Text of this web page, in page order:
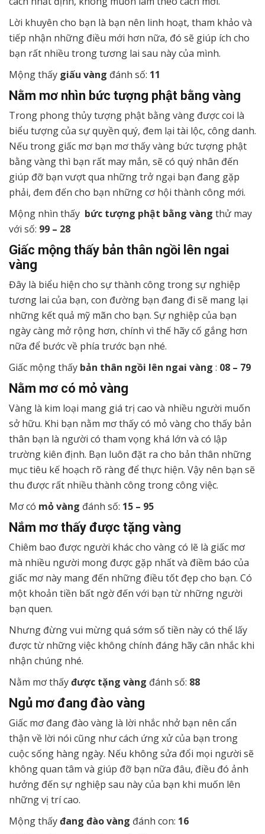
Lời khuyên cho bạn là bạn nên linh hoạt, tham khảo và
tiếp nhận những điều mới hơn nữa, đó sẽ giúp ích cho
bạn rất nhiều trong tương lai sau này của mình.
Mộng thấy giấu vàng đánh số: 11
Nằm mơ nhìn bức tượng phật bằng vàng
Trong phong thủy tượng phật bằng vàng được coi là
biểu tượng của sự quyền quý, đem lại tài lộc, công danh.
Nếu trong giấc mơ bạn mơ thấy vàng bức tượng phật
bằng vàng thì bạn rất may mắn, sẽ có quý nhân đến
giúp đỡ bạn vượt qua những trở ngại bạn đang gặp
phải, đem đến cho bạn những cơ hội thành công mới.
Mộng nhìn thấy bức tượng phật bằng vàng thử may
với số: 99 – 28
Giấc mộng thấy bản thân ngồi lên ngai
vàng
Đây là biểu hiện cho sự thành công trong sự nghiệp
tương lai của bạn, con đường bạn đang đi sẽ mang lại
những kết quả mỹ mãn cho bạn. Sự nghiệp của bạn
ngày càng mở rộng hơn, chính vì thế hãy cố gắng hơn
nữa để bước về phía trước bạn nhé.
Giấc mộng thấy bản thân ngồi lên ngai vàng : 08 – 79
Nằm mơ có mỏ vàng
Vàng là kim loại mang giá trị cao và nhiều người muốn
sở hữu. Khi bạn nằm mơ thấy có mỏ vàng cho thấy bản
thân bạn là người có tham vọng khá lớn và có lập
trường kiên định. Bạn luôn đặt ra cho bản thân những
mục tiêu kế hoạch rõ ràng để thực hiện. Vậy nên bạn sẽ
thu được rất nhiều thành công trong công việc.
Mơ có mỏ vàng đánh số: 15 – 95
Nắm mơ thấy được tặng vàng
Chiêm bao được người khác cho vàng có lẽ là giấc mơ
mà nhiều người mong được gặp nhất và điềm báo của
giấc mơ này mang đến những điều tốt đẹp cho bạn. Có
một khoản tiền bất ngờ đến với bạn từ những người
bạn quen.
Nhưng đừng vui mừng quá sớm số tiền này có thể lấy
được từ những việc không chính đáng hãy cân nhắc khi
nhận chúng nhé.
Nằm mơ thấyđược tặng vàng đánh số: 88
Ngủ mơ đang đào vàng
Giấc mơ đang đào vàng là lời nhắc nhở bạn nên cẩn
thận về lời nói cũng như cách ứng xử của bạn trong
cuộc sống hàng ngày. Nếu không sửa đổi mọi người sẽ
không quan tâm và giúp đỡ bạn nữa đâu, điều đó ảnh
hưởng đến sự nghiệp sau này của bạn khi muốn lên
những vị trí cao.
Mộng thấyđang đào vàng đánh con: 16